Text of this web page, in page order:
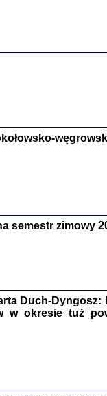
red. i wstęp
semestr zimowy
Duch-Dyngosz:
w okresie tuż